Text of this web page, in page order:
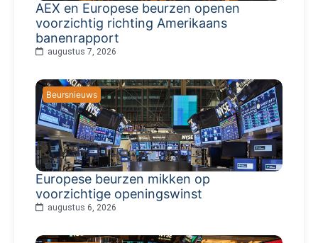
AEX en Europese beurzen openen
voorzichtig richting Amerikaans
banenrapport
augustus 7, 2026
Beursnieuws
Europese beurzen mikken op
voorzichtige openingswinst
augustus 6, 2026